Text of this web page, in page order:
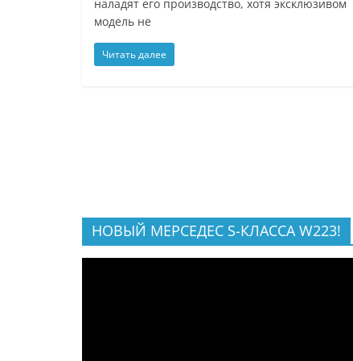
наладят его производство, хотя эксклюзивом
модель не
Читать далее
НОВЫЙ МЕРСЕДЕС S-КЛАССА W223!